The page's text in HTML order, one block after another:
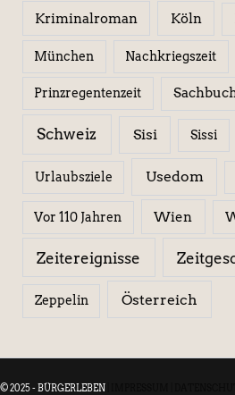
Kriminalroman Köln
München Nachkriegszeit
Prinzregentenzeit
Schweiz Sisi Sissi
Urlaubsziele Usedom
Vor 110 Jahren Wien
Zeitereignisse
Zeppelin Österreich
© 2025 - BÜRGERLEBEN